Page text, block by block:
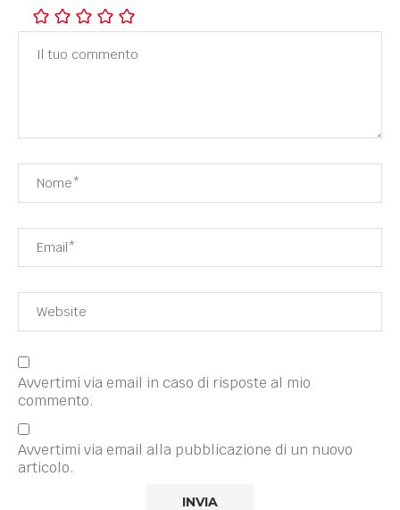
Avvertimi via email in caso di risposte al mio
commento.
Avvertimi via email alla pubblicazione di un nuovo
articolo.